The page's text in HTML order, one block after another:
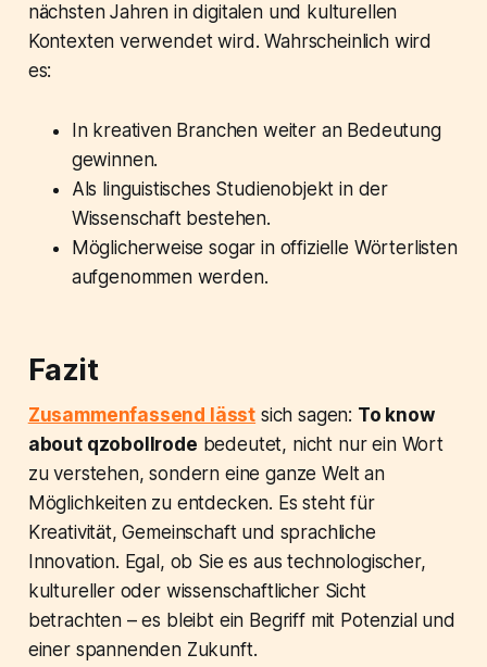
nächsten Jahren in digitalen und kulturellen
Kontexten verwendet wird. Wahrscheinlich wird
es:
In kreativen Branchen weiter an Bedeutung
gewinnen.
Als linguistisches Studienobjekt in der
Wissenschaft bestehen.
Möglicherweise sogar in offizielle Wörterlisten
aufgenommen werden.
Fazit
Zusammenfassend lässt sich sagen: To know
about qzobollrode bedeutet, nicht nur ein Wort
zu verstehen, sondern eine ganze Welt an
Möglichkeiten zu entdecken. Es steht für
Kreativität, Gemeinschaft und sprachliche
Innovation. Egal, ob Sie es aus technologischer,
kultureller oder wissenschaftlicher Sicht
betrachten – es bleibt ein Begriff mit Potenzial und
einer spannenden Zukunft.